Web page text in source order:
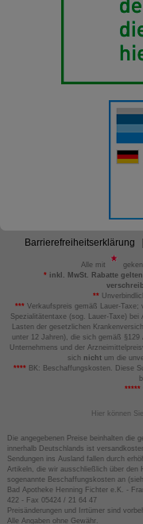
Barrierefreiheitserklärung
Alle mit
*inkl. MwSt. Rabatte
**
*** Verkaufspreis gemäß Lauer-Taxe;
Spezialitätentaxe (sog. Lauer-Taxe)
Lasten der gesetzlichen
unter 12 Jahren), die sich gemäß
Unternehmens und der
sich nicht um die
****BK: Beschaffungskosten. Diese
*****
Hier können
Die angegebenen Preise beinhalten die
innerhalb Deutschlands ist
Sendungen ins Ausland fallen durch
Artikeln, die wir ausschließlich über den
sogenannte Beschaffungskosten an
Bad Apotheke Henning Fichter e.K. -
422 - Fax 05424 / 21 64 47
Preisänderungen und Irrtümer sind
Alle Angaben ohne Gewähr.